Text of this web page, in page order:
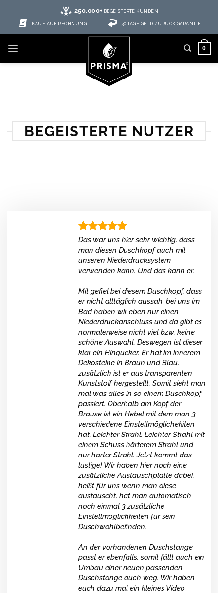
250.000+ BEGEISTERTE KUNDEN
KAUF AUF RECHNUNG 30 TAGE GELD ZURÜCK GARANTIE
0
BEGEISTERTE NUTZER
Das war uns hier sehr wichtig, dass
man diesen Duschkopf auch mit
unseren Niederdrucksystem
verwenden kann. Und das kann er.
Mit gefiel bei diesem Duschkopf, dass
er nicht alltäglich aussah, bei uns im
Bad haben wir eben nur einen
Niederdruckanschluss und da gibt es
normalerweise nicht viel bzw. keine
schöne Auswahl. Deswegen ist dieser
klar ein Hingucker. Er hat im innerem
Dekosteine in Braun und Blau,
zusätzlich ist er aus transparenten
Kunststoff hergestellt. Somit sieht man
mal was alles in so einem Duschkopf
passiert. Oberhalb am Kopf der
Brause ist ein Hebel mit dem man 3
verschiedene Einstellmöglichekiten
hat. Leichter Strahl, Leichter Strahl mit
einem Schuss härterem Strahl und
nur harter Strahl. Jetzt kommt das
lustige! Wir haben hier noch eine
zusätzliche Austauschplatte dabei,
heißt für uns wenn man diese
austauscht, hat man automatisch
noch einmal 3 zusätzliche
Einstellmöglichkeiten für sein
Duschwohlbefinden.
An der vorhandenen Duschstange
passt er ebenfalls, somit fällt auch ein
Umbau einer neuen passenden
Duschstange auch weg. Wir haben
euch dazu mal ein kleines Video